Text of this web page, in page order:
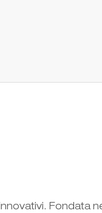
Fondata